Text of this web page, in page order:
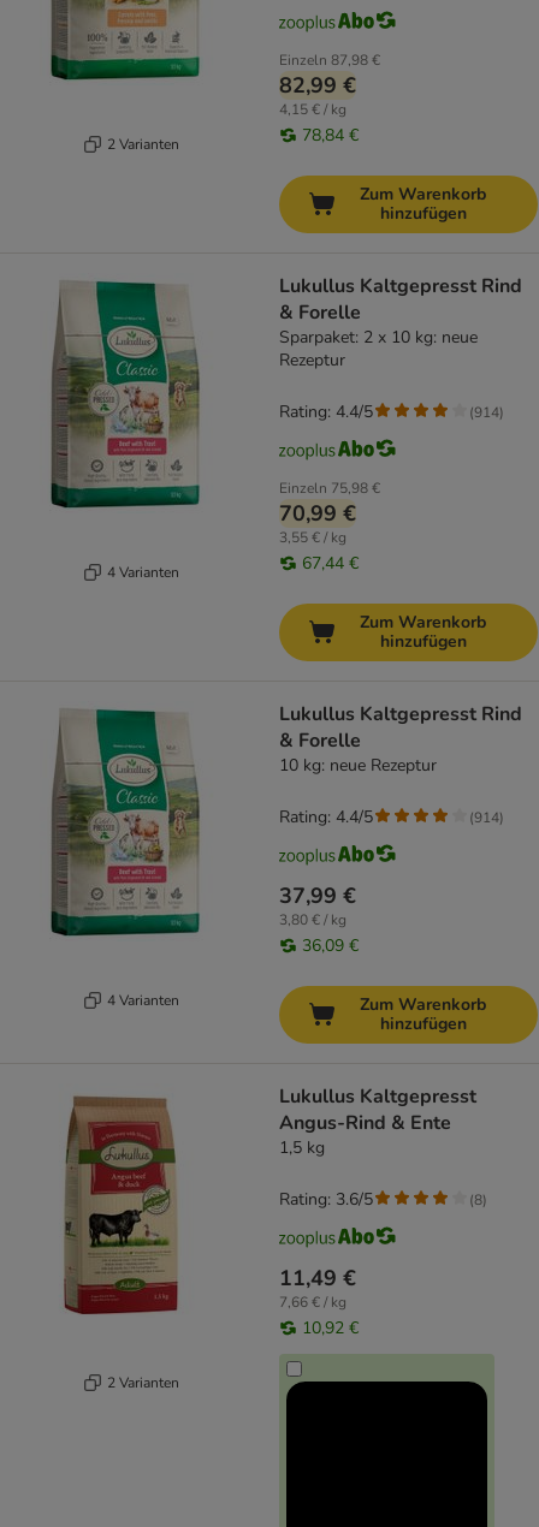
2 Varianten
Einzeln 87,98 €
82,99 €
4,15 € / kg
78,84 €
Zum Warenkorb
hinzufügen
4 Varianten
Lukullus Kaltgepresst Rind
& Forelle
Sparpaket: 2 x 10 kg: neue
Rezeptur
Einzeln 75,98 €
70,99 €
3,55 € / kg
67,44 €
Rating: 4.4/5 (914)
Zum Warenkorb
hinzufügen
4 Varianten
Lukullus Kaltgepresst Rind
& Forelle
10 kg: neue Rezeptur
37,99 €
3,80 € / kg
36,09 €
Rating: 4.4/5 (914)
Zum Warenkorb
hinzufügen
2 Varianten
Lukullus Kaltgepresst
Angus-Rind & Ente
1,5 kg
11,49 €
7,66 € / kg
10,92 €
Rating: 3.6/5 (8)